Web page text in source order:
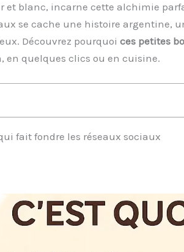
et blanc, incarne cette alchimie
se cache une histoire argentine,
Découvrez pourquoi ces petites
en quelques clics ou en cuisine.
fait fondre les réseaux sociaux